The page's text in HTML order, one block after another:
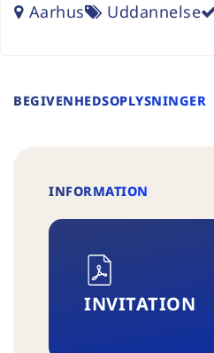
Aarhus Uddannelse
BEGIVENHEDSOPLYSNINGER
INFORMATION
INVITATION